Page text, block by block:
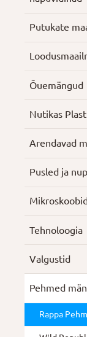
Putukate
Õuemängud
Nutikas
Arendavad
Pusled ja
Tehnoloogia
Valgustid
Pehmed
Rappa